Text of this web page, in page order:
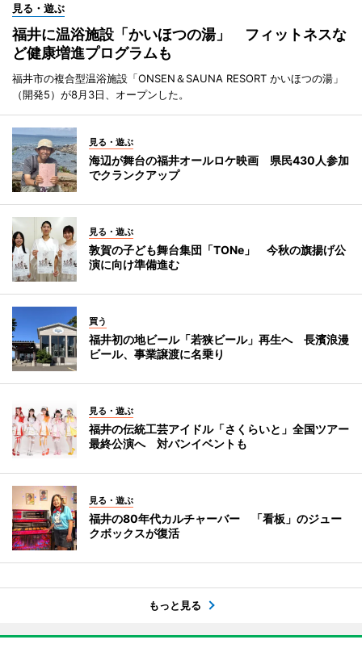
見る・遊ぶ
福井に温浴施設「かいほつの湯」 フィットネスな
ど健康増進プログラムも
福井市の複合型温浴施設「ONSEN＆SAUNA RESORT かいほつの湯」
（開発5）が8月3日、オープンした。
見る・遊ぶ
海辺が舞台の福井オールロケ映画 県民430人参加
でクランクアップ
見る・遊ぶ
敦賀の子ども舞台集団「TONe」 今秋の旗揚げ公
演に向け準備進む
買う
福井初の地ビール「若狭ビール」再生へ 長濱浪漫
ビール、事業譲渡に名乗り
見る・遊ぶ
福井の伝統工芸アイドル「さくらいと」全国ツアー
最終公演へ 対バンイベントも
見る・遊ぶ
福井の80年代カルチャーバー 「看板」のジュー
クボックスが復活
もっと見る